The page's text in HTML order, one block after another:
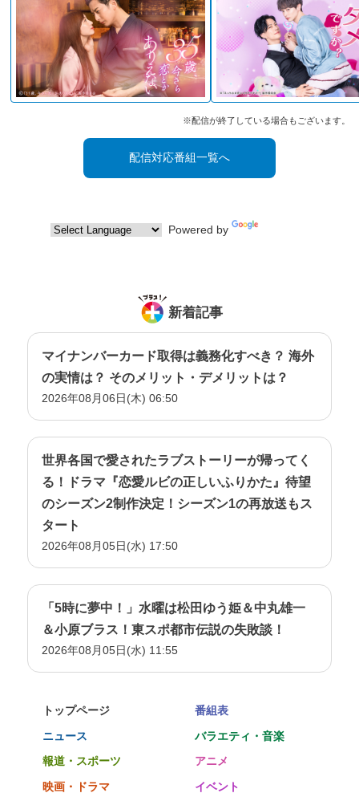
※配信が終了している場合もございます。
配信対応番組一覧へ
Powered by
新着記事
マイナンバーカード取得は義務化すべき？ 海外
の実情は？ そのメリット・デメリットは？
2026年08月06日(木) 06:50
世界各国で愛されたラブストーリーが帰ってく
る！ドラマ『恋愛ルビの正しいふりかた』待望
のシーズン2制作決定！シーズン1の再放送もス
タート
2026年08月05日(水) 17:50
「5時に夢中！」水曜は松田ゆう姫＆中丸雄一
＆小原ブラス！東スポ都市伝説の失敗談！
2026年08月05日(水) 11:55
トップページ
番組表
ニュース
バラエティ・音楽
報道・スポーツ
アニメ
映画・ドラマ
イベント